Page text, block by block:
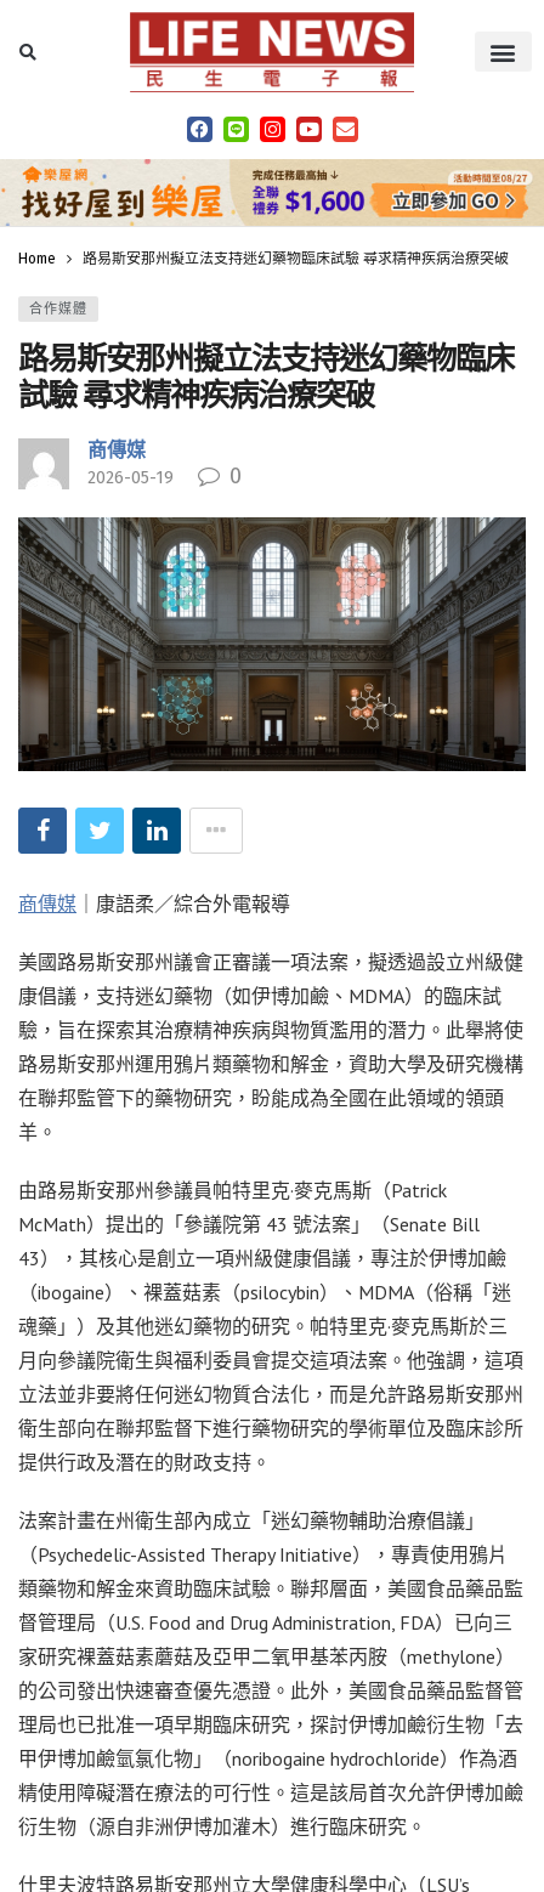
Home 路易斯安那州擬立法支持迷幻藥物臨床試驗 尋求精神疾病治療突破
合作媒體
路易斯安那州擬立法支持迷幻藥物臨床
試驗 尋求精神疾病治療突破
商傳媒
2026-05-19 0
商傳媒 ｜康語柔／綜合外電報導
美國路易斯安那州議會正審議一項法案，擬透過設立州級健
康倡議，支持迷幻藥物（如伊博加鹼、MDMA）的臨床試
驗，旨在探索其治療精神疾病與物質濫用的潛力。此舉將使
路易斯安那州運用鴉片類藥物和解金，資助大學及研究機構
在聯邦監管下的藥物研究，盼能成為全國在此領域的領頭
羊。
由路易斯安那州參議員帕特里克·麥克馬斯（Patrick
McMath）提出的「參議院第 43 號法案」（Senate Bill
43），其核心是創立一項州級健康倡議，專注於伊博加鹼
（ibogaine）、裸蓋菇素（psilocybin）、MDMA（俗稱「迷
魂藥」）及其他迷幻藥物的研究。帕特里克·麥克馬斯於三
月向參議院衛生與福利委員會提交這項法案。他強調，這項
立法並非要將任何迷幻物質合法化，而是允許路易斯安那州
衛生部向在聯邦監督下進行藥物研究的學術單位及臨床診所
提供行政及潛在的財政支持。
法案計畫在州衛生部內成立「迷幻藥物輔助治療倡議」
（Psychedelic-Assisted Therapy Initiative），專責使用鴉片
類藥物和解金來資助臨床試驗。聯邦層面，美國食品藥品監
督管理局（U.S. Food and Drug Administration, FDA）已向三
家研究裸蓋菇素蘑菇及亞甲二氧甲基苯丙胺（methylone）
的公司發出快速審查優先憑證。此外，美國食品藥品監督管
理局也已批准一項早期臨床研究，探討伊博加鹼衍生物「去
甲伊博加鹼氫氯化物」（noribogaine hydrochloride）作為酒
精使用障礙潛在療法的可行性。這是該局首次允許伊博加鹼
衍生物（源自非洲伊博加灌木）進行臨床研究。
什里夫波特路易斯安那州立大學健康科學中心（LSU’s